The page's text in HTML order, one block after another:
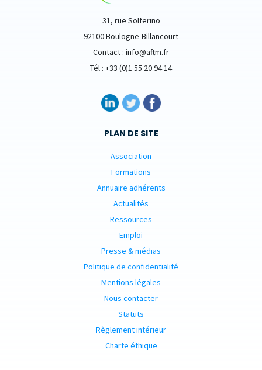
31, rue Solferino
92100 Boulogne-Billancourt
Contact : info@aftm.fr
Tél : +33 (0)1 55 20 94 14
PLAN DE SITE
Association
Formations
Annuaire adhérents
Actualités
Ressources
Emploi
Presse & médias
Politique de confidentialité
Mentions légales
Nous contacter
Statuts
Règlement intérieur
Charte éthique